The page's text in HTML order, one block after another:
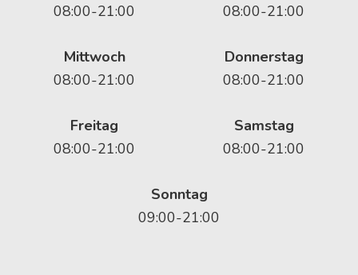
08:00-21:00
08:00-21:00
Mittwoch
08:00-21:00
Donnerstag
08:00-21:00
Freitag
08:00-21:00
Samstag
08:00-21:00
Sonntag
09:00-21:00